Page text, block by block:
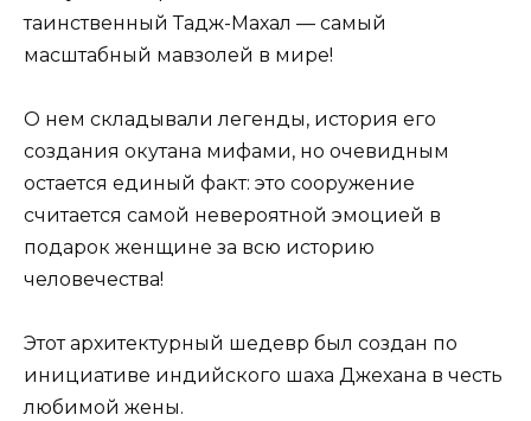
таинственный Тадж-Махал — самый
масштабный мавзолей в мире!
О нем складывали легенды, история его
создания окутана мифами, но очевидным
остается единый факт: это сооружение
считается самой невероятной эмоцией в
подарок женщине за всю историю
человечества!
Этот архитектурный шедевр был создан по
инициативе индийского шаха Джехана в честь
любимой жены.